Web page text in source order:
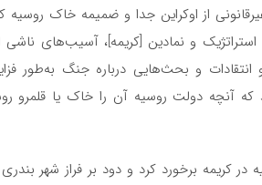
ولادیمیر پوتین در سال۲۰۱۴ به‌طور غیرقانونی از اوکراین جدا و
استراتژیک و نمادین [کریمه]، آسیب‌های
و بحث‌هایی درباره جنگ به‌طور
آنچه دولت روسیه آن را خاک یا قلمرو
در کریمه برخورد کرد و دود بر فراز شهر